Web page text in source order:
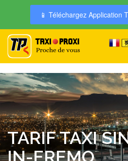
📱 Téléchargez Application
TARIF TAXI
IN-EREMO